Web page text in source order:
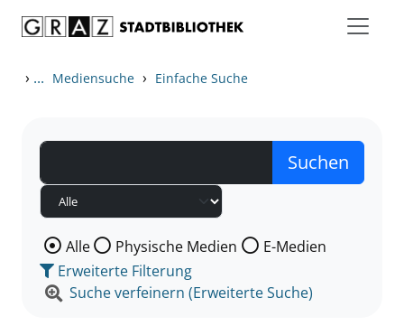
› ... Mediensuche › Einfache Suche
Wählen Sie die Medienart nach der Sie suchen wollen.
Alle Physische Medien
E-Medien
Erweiterte Filterung
Suche verfeinern (Erweiterte Suche)